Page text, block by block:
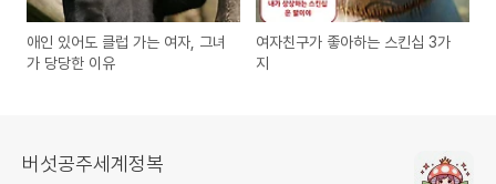
애인 있어도 클럽 가는 여자, 그녀
가 당당한 이유
여자친구가 좋아하는 스킨십 3가
지
버섯공주세계정복